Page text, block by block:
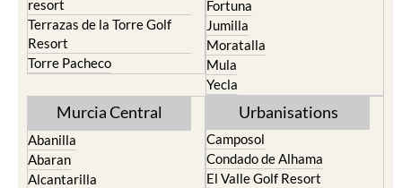
resort
Terrazas de la Torre Golf
Resort
Torre Pacheco
Fortuna
Jumilla
Moratalla
Mula
Yecla
Murcia Central
Abanilla
Abaran
Alcantarilla
Urbanisations
Camposol
Condado de Alhama
El Valle Golf Resort